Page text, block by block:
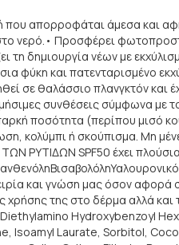
που απορροφάται άμεσα και
νερό.• Προσφέρει
δημιουργία νέων με
φύκη και πατενταρισμένο
σε θαλάσσιο πλανγκτόν
συνθέσεις σύμφωνα με
ποσότητα (περίπου μισό
κολύμπι ή σκούπισμα. Μη
SPF50 έχει πλούσια
και γνώση μας όσον
χρήσης της στο δέρμα αλλά
Hydroxybenzoyl
Isoamyl Laurate, Sorbitol,